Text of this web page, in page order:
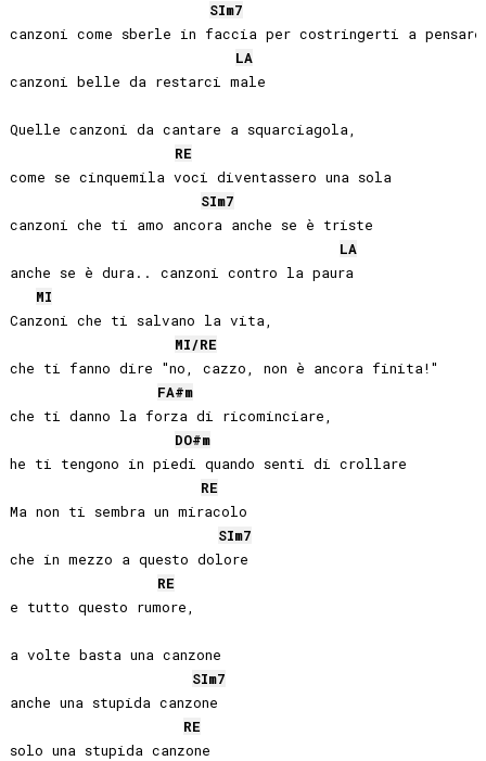
SIm7
canzoni come sberle in faccia per costringerti a pensare
LA
canzoni belle da restarci male
Quelle canzoni da cantare a squarciagola,
RE
come se cinquemila voci diventassero una sola
SIm7
canzoni che ti amo ancora anche se è triste
LA
anche se è dura.. canzoni contro la paura
MI
Canzoni che ti salvano la vita,
MI/RE
che ti fanno dire "no, cazzo, non è ancora finita!"
FA#m
che ti danno la forza di ricominciare,
DO#m
he ti tengono in piedi quando senti di crollare
RE
Ma non ti sembra un miracolo
SIm7
che in mezzo a questo dolore
RE
e tutto questo rumore,
a volte basta una canzone
SIm7
anche una stupida canzone
RE
solo una stupida canzone